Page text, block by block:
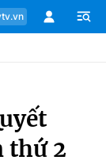
thứ 2